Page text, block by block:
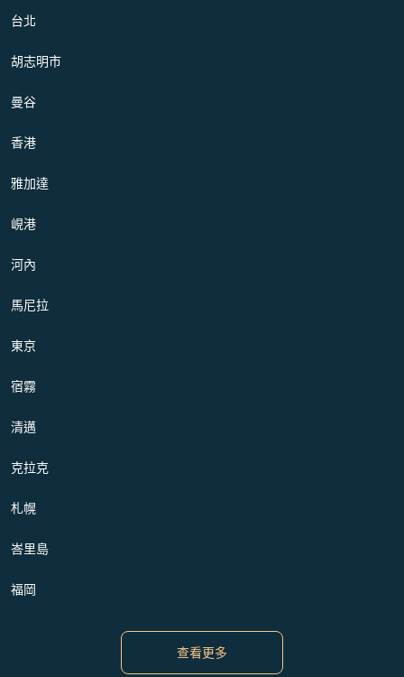
台北
胡志明市
曼谷
香港
雅加達
峴港
河內
馬尼拉
東京
宿霧
清邁
克拉克
札幌
峇里島
福岡
查看更多